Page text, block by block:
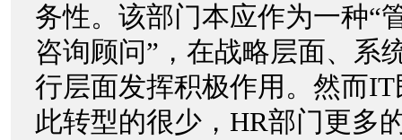
务性。该部门本应作为一种“
咨询顾问”，在战略层面、系
行层面发挥积极作用。然而
此转型的很少，HR部门更多